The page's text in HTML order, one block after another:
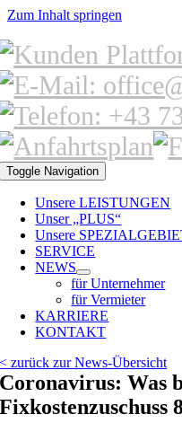
Zum Inhalt springen
Toggle Navigation
Unsere LEISTUNGEN
Unser „PLUS“
Unsere
SERVICE
NEWS
für Unternehmer
für Vermieter
KARRIERE
KONTAKT
< zurück zur News-Übersicht
Coronavirus: Was
Fixkostenzuschuss